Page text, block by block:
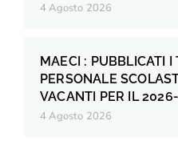
4 Agosto 2026
MAECI : PUBBLICATI I
PERSONALE
VACANTI PER IL
4 Agosto 2026